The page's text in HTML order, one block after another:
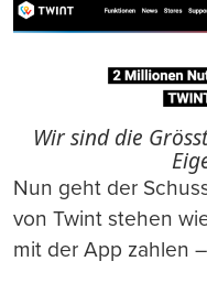
Wir sind die
Nun geht der
von Twint stehen
mit der App zahlen